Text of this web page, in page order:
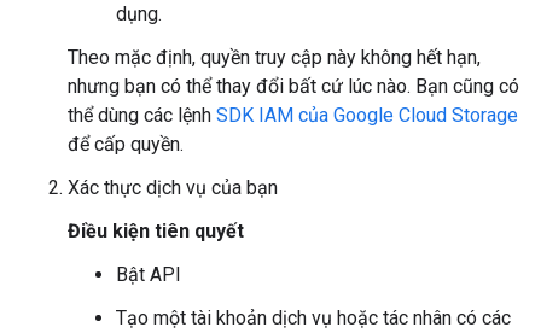
dụng.
Theo mặc định, quyền truy cập này không hết hạn,
nhưng bạn có thể thay đổi bất cứ lúc nào. Bạn cũng có
thể dùng các lệnh SDK IAM của Google Cloud Storage
để cấp quyền.
Xác thực dịch vụ của bạn
Điều kiện tiên quyết
Bật API
Tạo một tài khoản dịch vụ hoặc tác nhân có các